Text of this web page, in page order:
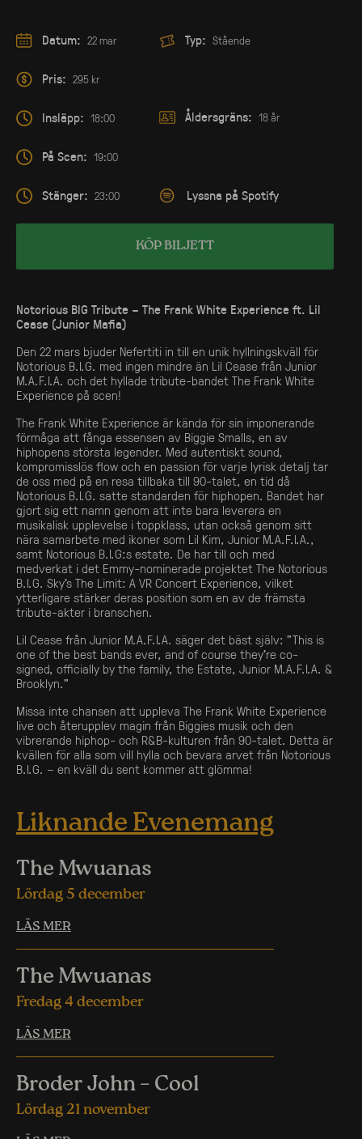
Datum: 22 mar
Pris: 295 kr
Insläpp: 18:00
På Scen: 19:00
Stänger: 23:00
Typ: Stående
Åldersgräns: 18 år
Lyssna på Spotify
KÖP BILJETT
Notorious BIG Tribute – The Frank White Experience ft. Lil
Cease (Junior Mafia)
Den 22 mars bjuder Nefertiti in till en unik hyllningskväll för
Notorious B.I.G. med ingen mindre än Lil Cease från Junior
M.A.F.I.A. och det hyllade tribute-bandet The Frank White
Experience på scen!
The Frank White Experience är kända för sin imponerande
förmåga att fånga essensen av Biggie Smalls, en av
hiphopens största legender. Med autentiskt sound,
kompromisslös flow och en passion för varje lyrisk detalj tar
de oss med på en resa tillbaka till 90-talet, en tid då
Notorious B.I.G. satte standarden för hiphopen. Bandet har
gjort sig ett namn genom att inte bara leverera en
musikalisk upplevelse i toppklass, utan också genom sitt
nära samarbete med ikoner som Lil Kim, Junior M.A.F.I.A.,
samt Notorious B.I.G:s estate. De har till och med
medverkat i det Emmy-nominerade projektet The Notorious
B.I.G. Sky’s The Limit: A VR Concert Experience, vilket
ytterligare stärker deras position som en av de främsta
tribute-akter i branschen.
Lil Cease från Junior M.A.F.I.A. säger det bäst själv: ”This is
one of the best bands ever, and of course they’re co-
signed, officially by the family, the Estate, Junior M.A.F.I.A. &
Brooklyn.”
Missa inte chansen att uppleva The Frank White Experience
live och återupplev magin från Biggies musik och den
vibrerande hiphop- och R&B-kulturen från 90-talet. Detta är
kvällen för alla som vill hylla och bevara arvet från Notorious
B.I.G. – en kväll du sent kommer att glömma!
Liknande Evenemang
The Mwuanas
Lördag 5 december
LÄS MER
The Mwuanas
Fredag 4 december
LÄS MER
Broder John – Cool
Lördag 21 november